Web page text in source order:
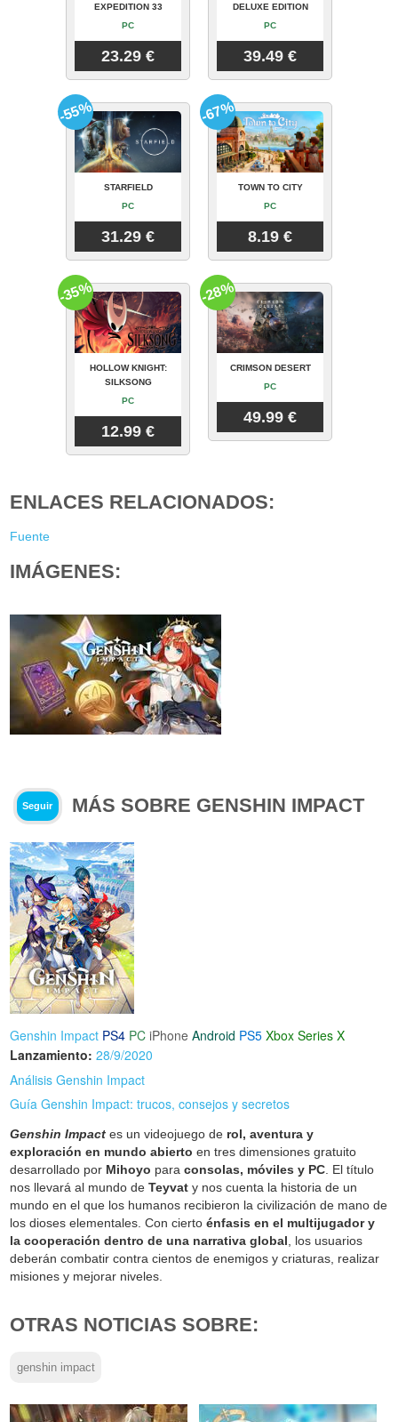
EXPEDITION 33
PC
23.29 €
DELUXE EDITION
PC
39.49 €
STARFIELD
PC
31.29 €
-55%
TOWN TO CITY
PC
8.19 €
-67%
HOLLOW KNIGHT:
SILKSONG
PC
12.99 €
-35%
CRIMSON DESERT
PC
49.99 €
-28%
ENLACES RELACIONADOS:
Fuente
IMÁGENES:
Seguir MÁS SOBRE GENSHIN IMPACT
Genshin Impact PS4 PC iPhone Android PS5 Xbox Series X
Lanzamiento: 28/9/2020
Análisis Genshin Impact
Guía Genshin Impact: trucos, consejos y secretos
Genshin Impact es un videojuego de rol, aventura y
exploración en mundo abierto en tres dimensiones gratuito
desarrollado por Mihoyo paraconsolas, móviles y PC . El título
nos llevará al mundo deTeyvat y nos cuenta la historia de un
mundo en el que los humanos recibieron la civilización de mano de
los dioses elementales. Con ciertoénfasis en el multijugador y
la cooperación dentro de una narrativa global , los usuarios
deberán combatir contra cientos de enemigos y criaturas, realizar
misiones y mejorar niveles.
OTRAS NOTICIAS SOBRE:
genshin impact